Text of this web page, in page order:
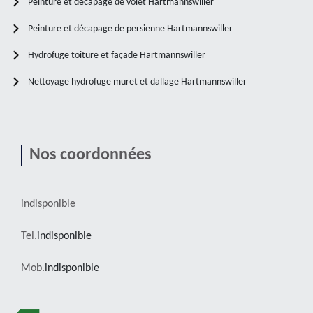
Peinture et décapage de volet Hartmannswiller
Peinture et décapage de persienne Hartmannswiller
Hydrofuge toiture et façade Hartmannswiller
Nettoyage hydrofuge muret et dallage Hartmannswiller
Nos coordonnées
indisponible
Tel.indisponible
Mob.indisponible